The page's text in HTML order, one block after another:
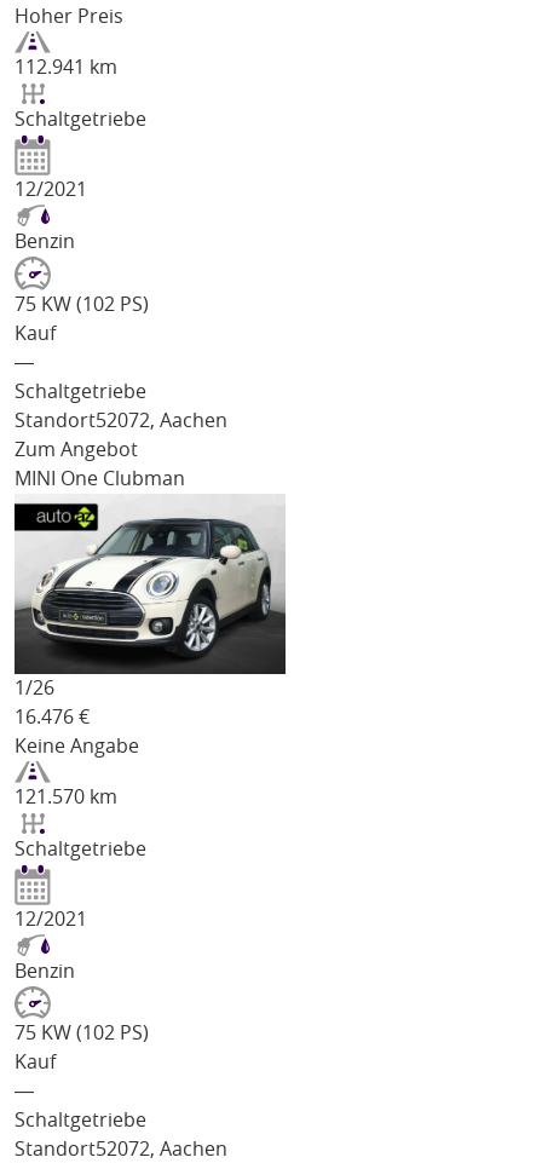
Hoher Preis
112.941 km
Schaltgetriebe
12/2021
Benzin
75 KW (102 PS)
Kauf
―
Schaltgetriebe
Standort52072, Aachen
Zum Angebot
MINI One Clubman
1/26
16.476 €
Keine Angabe
121.570 km
Schaltgetriebe
12/2021
Benzin
75 KW (102 PS)
Kauf
―
Schaltgetriebe
Standort52072, Aachen